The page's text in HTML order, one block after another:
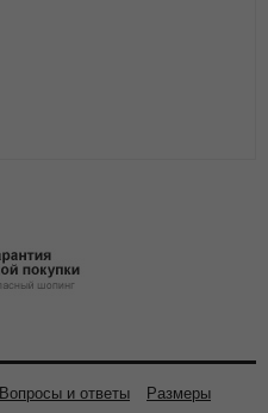
Вопросы и ответы
Размеры